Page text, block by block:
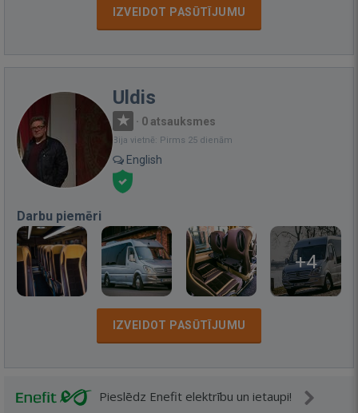
IZVEIDOT PASŪTĪJUMU
Uldis
· 0 atsauksmes
Bija vietnē: Pirms 25 dienām
English
Darbu piemēri
+4
IZVEIDOT PASŪTĪJUMU
Pieslēdz Enefit elektrību un ietaupi!